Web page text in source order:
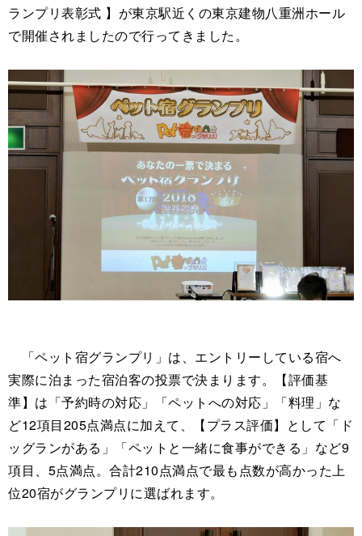
ランプリ表彰式 】が東京駅近くの東京建物八重洲ホール
で開催されましたので行ってきました。
「ペット宿グランプリ」は、エントリーしている宿へ
実際に泊まった宿泊客の投票で決まります。【評価基
準】は「予約時の対応」「ペットへの対応」「料理」な
ど12項目205点満点に加えて、【プラス評価】として「ド
ッグランがある」「ペットと一緒に食事ができる」など9
項目、5点満点。合計210点満点で最も点数が高かった上
位20宿がグランプリに選ばれます。